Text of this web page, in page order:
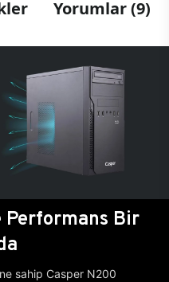
Yorumlar (9)
Performans Bir
sahip Casper N200